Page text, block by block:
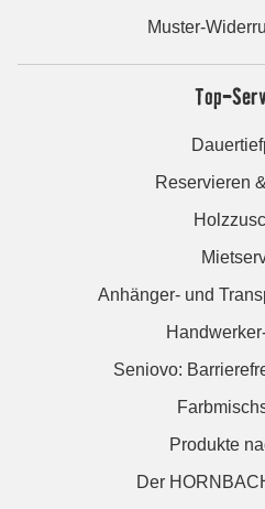
Muster-
Top-
Reservieren
Anhänger- und
Seniovo:
Produkte
Der